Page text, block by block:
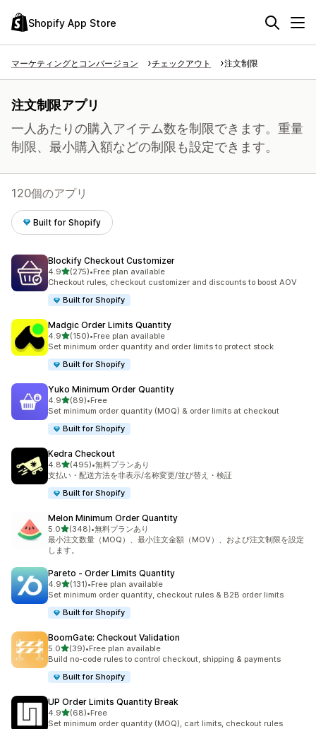
Shopify App Store
マーケティングとコンバージョン チェックアウト 注文制限
注文制限アプリ
一人あたりの購入アイテム数を制限できます。重量
制限、最小購入額などの制限も設定できます。
120個のアプリ
Built for Shopify
Blockify Checkout Customizer
4.95つ星中
(275)
合計レビュー数：275件
•Free plan available
Checkout rules, checkout customizer and discounts to boost AOV
Built for Shopify
Madgic Order Limits Quantity
4.95つ星中
(150)
合計レビュー数：150件
•Free plan available
Set minimum order quantity and order limits to protect stock
Built for Shopify
Yuko Minimum Order Quantity
4.95つ星中
(89)
合計レビュー数：89件
•Free
Set minimum order quantity (MOQ) & order limits at checkout
Built for Shopify
Kedra Checkout
4.85つ星中
(495)
合計レビュー数：495件
•無料プランあり
支払い・配送方法を非表示/名称変更/並び替え・検証
Built for Shopify
Melon Minimum Order Quantity
5.05つ星中
(348)
合計レビュー数：348件
•無料プランあり
最小注文数量（MOQ）、最小注文金額（MOV）、および注文制限を設定
します。
Pareto ‑ Order Limits Quantity
4.95つ星中
(131)
合計レビュー数：131件
•Free plan available
Set minimum order quantity, checkout rules & B2B order limits
Built for Shopify
BoomGate: Checkout Validation
5.05つ星中
(39)
合計レビュー数：39件
•Free plan available
Build no-code rules to control checkout, shipping & payments
Built for Shopify
UP Order Limits Quantity Break
4.95つ星中
(68)
合計レビュー数：68件
•Free
Set minimum order quantity (MOQ), cart limits, checkout rules